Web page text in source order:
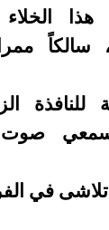
الخلاء
سالكاً
في